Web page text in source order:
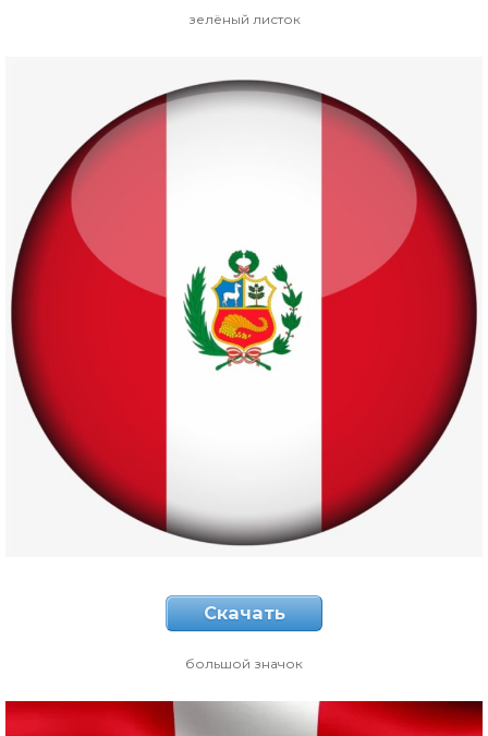
зелёный листок
Скачать
большой значок